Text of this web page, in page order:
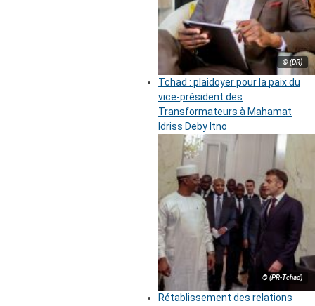
© (DR)
Tchad : plaidoyer pour la paix du
vice-président des
Transformateurs à Mahamat
Idriss Deby Itno
© (PR-Tchad)
Rétablissement des relations